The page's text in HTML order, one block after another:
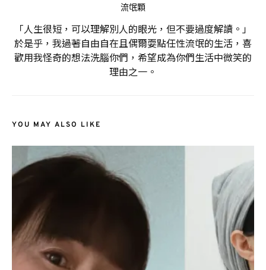
流氓顆
「人生很短，可以理解別人的眼光，但不要過度解讀。」
於是乎，我過著自由自在且偶爾耍點任性流氓的生活，喜
歡用我怪奇的想法洗腦你們，希望成為你們生活中微笑的
理由之一。
YOU MAY ALSO LIKE